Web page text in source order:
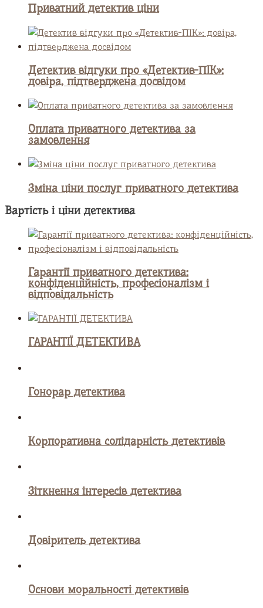
Приватний детектив ціни
Детектив відгуки про «Детектив-ПІК»:
довіра, підтверджена досвідом
Оплата приватного детектива за
замовлення
Зміна ціни послуг приватного детектива
Вартість і ціни детектива
Гарантії приватного детектива:
конфіденційність, професіоналізм і
відповідальність
ГАРАНТІЇ ДЕТЕКТИВА
Гонорар детектива
Корпоративна солідарність детективів
Зіткнення інтересів детектива
Довіритель детектива
Основи моральності детективів